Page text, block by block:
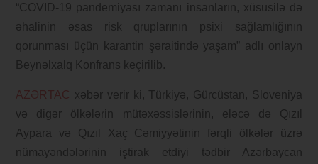
“COVID-19 pandemiyası zamanı insanların, xüsusilə də
əhalinin əsas risk qruplarının psixi sağlamlığının
qorunması üçün karantin şəraitində yaşam” adlı onlayn
Beynəlxalq Konfrans keçirilib.
AZƏRTAC xəbər verir ki, Türkiyə, Gürcüstan, Sloveniya
və digər ölkələrin mütəxəssislərinin, eləcə də Qızıl
Aypara və Qızıl Xaç Cəmiyyətinin fərqli ölkələr üzrə
nümayəndələrinin iştirak etdiyi tədbir Azərbaycan